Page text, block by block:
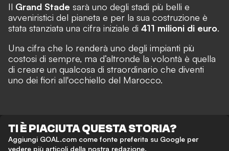
Il Grand Stade sarà uno degli stadi più belli e
avveniristici del pianeta e per la sua costruzione è
stata stanziata una cifra iniziale di 411 milioni di euro.
Una cifra che lo renderà uno degli impianti più
costosi di sempre, ma d’altronde la volontà è quella
di creare un qualcosa di straordinario che diventi
uno dei fiori all'occhiello del Marocco.
TI È PIACIUTA QUESTA STORIA?
Aggiungi GOAL.com come fonte preferita su Google per
vedere più articoli della nostra redazione.